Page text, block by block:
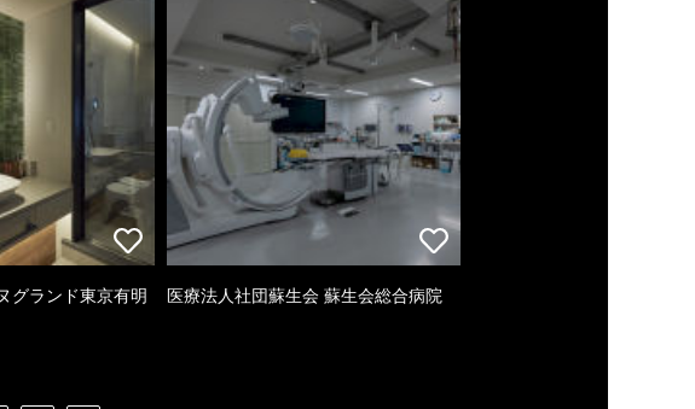
グランド東京有明
医療法人社団蘇生会 蘇生会総合病院